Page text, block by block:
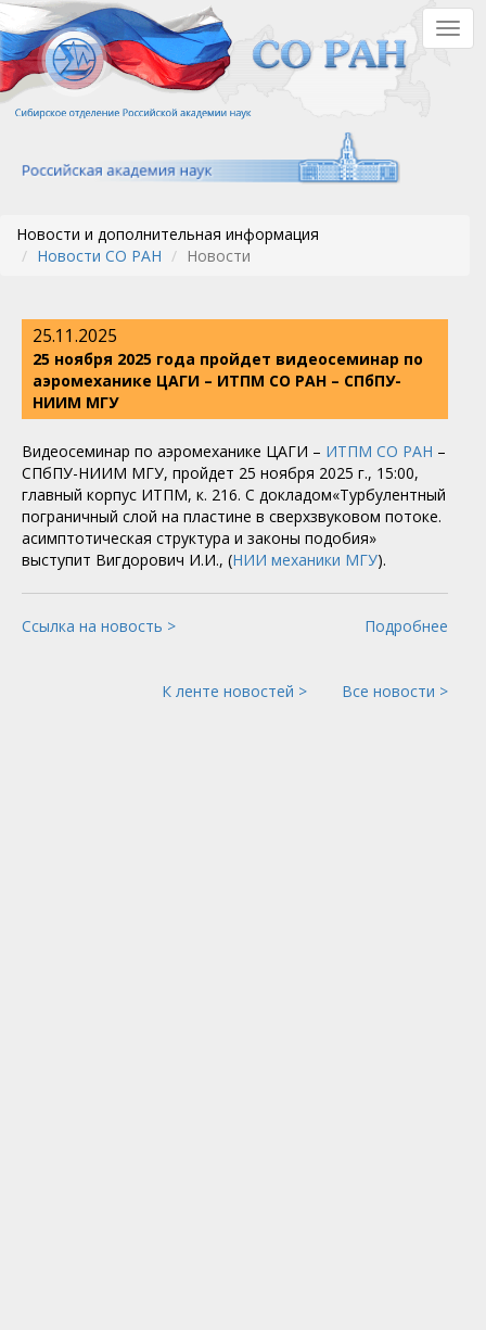
Перейти
к
основному
содержанию
Новости и дополнительная информация
Новости СО РАН
Новости
25.11.2025
25 ноября 2025 года пройдет видеосеминар по
аэромеханике ЦАГИ – ИТПМ СО РАН – СПбПУ-
НИИМ МГУ
Видеосеминар по аэромеханике ЦАГИ – ИТПМ СО РАН –
СПбПУ-НИИМ МГУ, пройдет 25 ноября 2025 г., 15:00,
главный корпус ИТПМ, к. 216. С докладом«Турбулентный
пограничный слой на пластине в сверхзвуковом потоке.
асимптотическая структура и законы подобия»
выступит Вигдорович И.И., (НИИ механики МГУ).
Ссылка на новость > Подробнее
К ленте новостей > Все новости >